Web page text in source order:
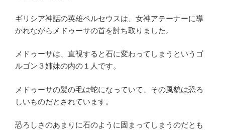
ギリシア神話の英雄ペルセウスは、女神アテーナーに導
かれながらメドゥーサの首を討ち取りました。
メドゥーサは、直視すると石に変わってしまうというゴ
ルゴン３姉妹の内の１人です。
メドゥーサの髪の毛は蛇になっていて、その風貌は恐ろ
しいものだとされています。
恐ろしさのあまりに石のように固まってしまうのだとも